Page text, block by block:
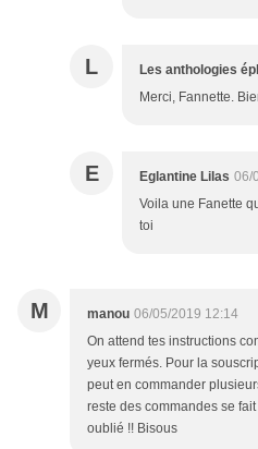
L Les anthologies
Merci, Fannette.
E Eglantine Lilas 06/
Voila une Fanette
toi
M manou 06/05/2019 12:14
On attend tes instructions
yeux fermés. Pour la
peut en commander
reste des commandes se
oublié !! Bisous